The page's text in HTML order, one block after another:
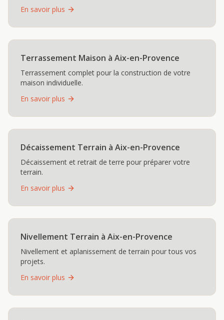
En savoir plus
Terrassement Maison à Aix-en-Provence
Terrassement complet pour la construction de votre
maison individuelle.
En savoir plus
Décaissement Terrain à Aix-en-Provence
Décaissement et retrait de terre pour préparer votre
terrain.
En savoir plus
Nivellement Terrain à Aix-en-Provence
Nivellement et aplanissement de terrain pour tous vos
projets.
En savoir plus